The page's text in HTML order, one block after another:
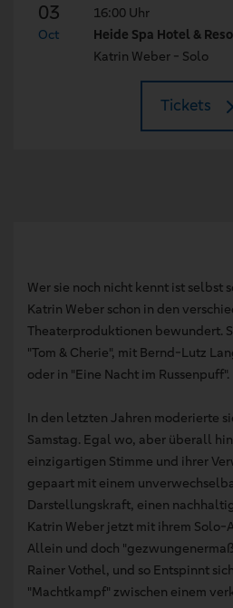
03
Oct
16:00 Uhr
Heide Spa Hotel &
Katrin Weber - Solo
Tickets
Wer sie noch nicht kennt ist selbst
Katrin Weber schon in den
Theaterproduktionen bewundert.
"Tom & Cherie", mit Bernd-Lutz
oder in "Eine Nacht im Russenpuff".
In den letzten Jahren moderierte
Samstag. Egal wo, aber überall
einzigartigen Stimme und ihrer
gepaart mit einem
Darstellungskraft, einen
Katrin Weber jetzt mit ihrem Solo-
Allein und doch
Rainer Vothel, und so Entspinnt
"Machtkampf" zwischen einem